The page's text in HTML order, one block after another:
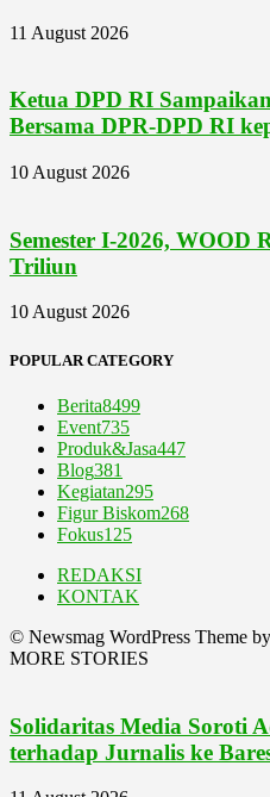
11 August 2026
Ketua DPD RI
Bersama DPR-DPD RI
10 August 2026
Semester I-2026, WOOD
Triliun
10 August 2026
POPULAR CATEGORY
Berita8499
Event735
Produk&Jasa447
Blog381
Kegiatan295
Figur Biskom268
Fokus125
REDAKSI
KONTAK
© Newsmag WordPress Theme
MORE STORIES
Solidaritas Media Soroti
terhadap Jurnalis ke